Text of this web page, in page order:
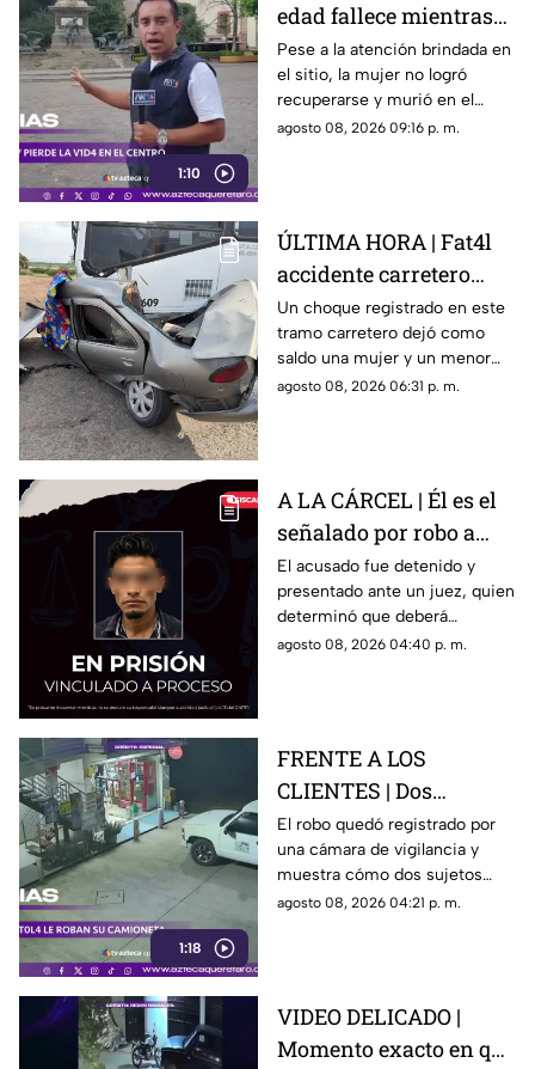
1:10
edad fallece mientras
caminaba por el Centro
de Querétaro
Pese a la atención brindada en
el sitio, la mujer no logró
recuperarse y murió en el
lugar.
agosto 08, 2026 09:16 p. m.
ÚLTIMA HORA | Fat4l
accidente carretero
deja una mujer y un
niño mu3rtos en San
Juan del Río
Un choque registrado en este
tramo carretero dejó como
saldo una mujer y un menor
sin vida, además de una
agosto 08, 2026 06:31 p. m.
A LA CÁRCEL | Él es el
señalado por robo a
una casa en Santa Rosa
Jáuregui
El acusado fue detenido y
presentado ante un juez, quien
determinó que deberá
permanecer en prisión
agosto 08, 2026 04:40 p. m.
1:18
FRENTE A LOS
CLIENTES | Dos
hombres enc4ñonan a
conductor y se llevan
su camioneta
El robo quedó registrado por
una cámara de vigilancia y
muestra cómo dos sujetos
obligaron a un conductor y a
agosto 08, 2026 04:21 p. m.
VIDEO DELICADO |
Momento exacto en que